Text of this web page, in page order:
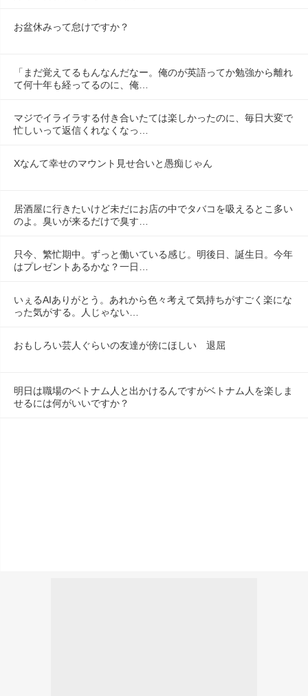
お盆休みって怠けですか？
「まだ覚えてるもんなんだなー。俺のが英語ってか勉強から離れ
て何十年も経ってるのに、俺…
マジでイライラする付き合いたては楽しかったのに、毎日大変で
忙しいって返信くれなくなっ…
Xなんて幸せのマウント見せ合いと愚痴じゃん
居酒屋に行きたいけど未だにお店の中でタバコを吸えるとこ多い
のよ。臭いが来るだけで臭す…
只今、繁忙期中。ずっと働いている感じ。明後日、誕生日。今年
はプレゼントあるかな？一日…
いぇるAIありがとう。あれから色々考えて気持ちがすごく楽にな
った気がする。人じゃない…
おもしろい芸人ぐらいの友達が傍にほしい　退屈
明日は職場のベトナム人と出かけるんですがベトナム人を楽しま
せるには何がいいですか？